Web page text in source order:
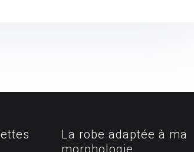
La robe adaptée à ma